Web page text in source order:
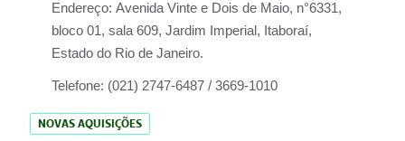
Endereço: Avenida Vinte e Dois de Maio, n°6331,
bloco 01, sala 609, Jardim Imperial, Itaboraí,
Estado do Rio de Janeiro.
Telefone: (021) 2747-6487 / 3669-1010
NOVAS AQUISIÇÕES